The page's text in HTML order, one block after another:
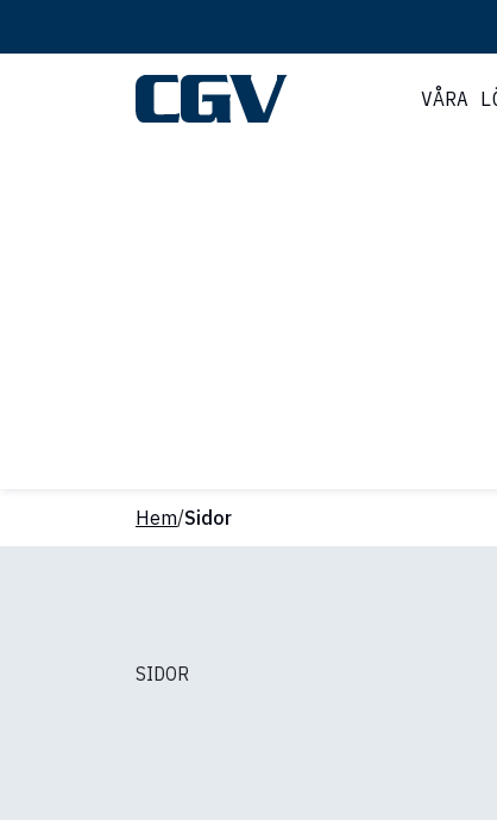
VÅRA
Hem/Sidor
SIDOR